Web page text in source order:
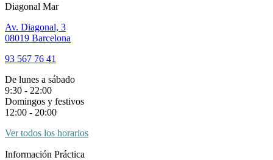
Diagonal Mar
Av. Diagonal, 3
08019 Barcelona
93 567 76 41
De lunes a sábado
9:30 - 22:00
Domingos y festivos
12:00 - 20:00
Ver todos los horarios
Información Práctica